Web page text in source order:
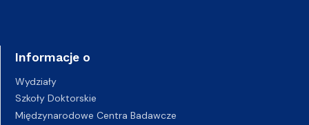
Informacje o
Wydziały
Szkoły Doktorskie
Międzynarodowe Centra Badawcze